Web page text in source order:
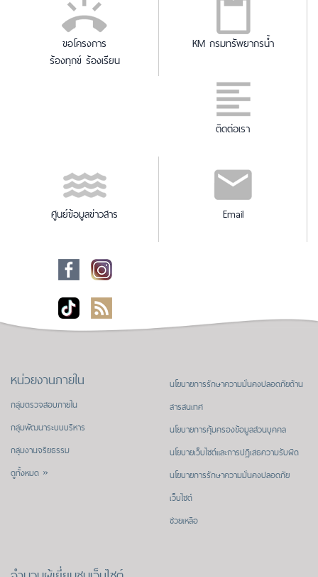
ขอโครงการ
ร้องทุกข์ ร้องเรียน
KM กรมทรัพยากรน้ำ
ติดต่อเรา
ศูนย์ข้อมูลข่าวสาร Email
หน่วยงานภายใน
กลุ่มตรวจสอบภายใน
กลุ่มพัฒนาระบบบริหาร
กลุ่มงานจริยธรรม
ดูทั้งหมด »
นโยบายการรักษาความมั่นคงปลอดภัยด้าน
สารสนเทศ
นโยบายการคุ้มครองข้อมูลส่วนบุคคล
นโยบายเว็บไซต์และการปฏิเสธความรับผิด
นโยบายการรักษาความมั่นคงปลอดภัย
เว็บไซต์
ช่วยเหลือ